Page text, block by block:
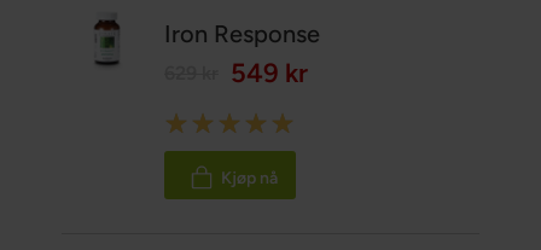
Iron Response
549 kr
Rating:
100%
Kjøp nå